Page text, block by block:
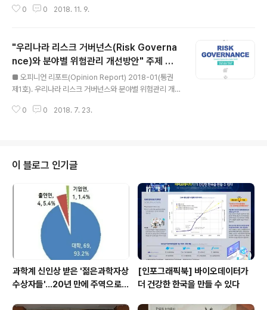
에서도 젊은 과학자들을 위한 연구 환경을 개선시키고 그
한림원(Y-KAST)’ 회원을 비롯한 관련 전문가들의 의견을
담아 ‘젊은 과학자를 위한 R&D 정책은 무엇인가’를 주제로
차세대리포트 2권을 발간했다. ‘차세대리포트’는 미래 과
학기술정책, 사회 이슈 등 다양한 주제에 대한 젊은 과학자
들을 대표하는 Y-KAST 회원들의 생각과 아이디어를 담
은 정책제안서로 정책관계자들에게 새로운 정책의 실마리
0 0 2018. 11. 9.
"우리나라 리스크 거버넌스(Risk Governa
nce)와 분야별 위험관리 개선방안" 주제 첫
번째 오피니언 리포트(Opinion Report) 발
간
■ 오피니언 리포트(Opinion Report) 2018-01(통권
제1호). 우리나라 리스크 거버넌스와 분야별 위험관리 개선
호, 이경원, 정진호, 최희철, 하경자, 홍성유 - 자 문: 유욱
정책관계자, 언론, 국민들과 함께하는 지식공동체 구축의
기반을 조성하기 위해 '우리나라 리스크 거버넌스(Risk G
overnance)와 분야별 위험관리 개선방안’을 주제로 첫
번째 오피니언 리포트(Opinion Report)를 발간했다. 이
번 오피니언 리포트에는 정부가 발표한 종합계..
0 0 2018. 7. 23.
이 블로그 인기글
과학계 신인상 받은 '젊은과학자상
수상자들'…20년 만에 주역으로
[인포그래픽북] 바이오데이터가
더 건강한 한국을 만들 수 있다